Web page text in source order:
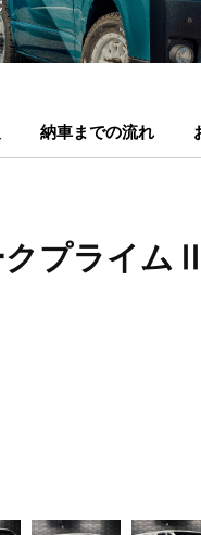
納車までの流れ
プライム